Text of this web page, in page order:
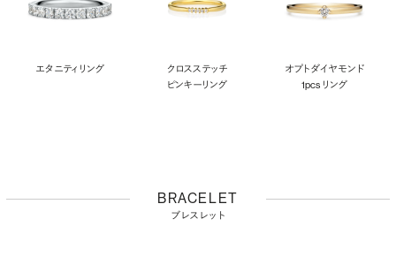
エタニティリング
クロスステッチ
ピンキーリング
オプト ダイヤモンド
1pcs リング
BRACELET
ブレスレット